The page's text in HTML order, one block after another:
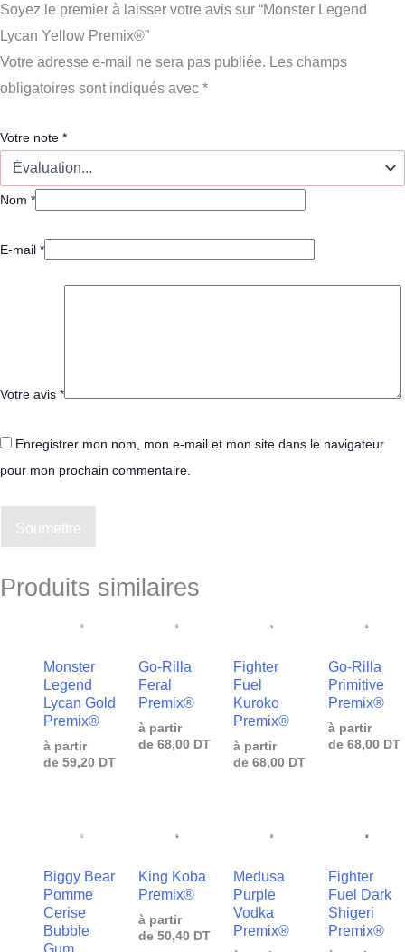
Soyez le premier à laisser votre avis sur “Monster Legend
Lycan Yellow Premix®”
Votre adresse e-mail ne sera pas publiée. Les champs
obligatoires sont indiqués avec *
Votre note *
Nom *
E-mail *
Votre avis *
Enregistrer mon nom, mon e-mail et mon site dans le navigateur
pour mon prochain commentaire.
Soumettre
Produits similaires
Monster
Legend
Lycan Gold
Premix®
à partir
de 59,20 DT
Go-Rilla
Feral
Premix®
à partir
de 68,00 DT
Fighter
Fuel
Kuroko
Premix®
à partir
de 68,00 DT
Go-Rilla
Primitive
Premix®
à partir
de 68,00 DT
Biggy Bear
Pomme
Cerise
Bubble
King Koba
Premix®
à partir
de 50,40 DT
Medusa
Purple
Vodka
Premix®
Fighter
Fuel Dark
Shigeri
Premix®